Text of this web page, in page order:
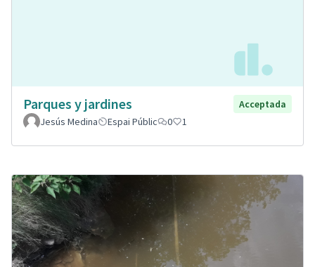
Parques y jardines
Acceptada
Jesús Medina
Espai Públic 0 1